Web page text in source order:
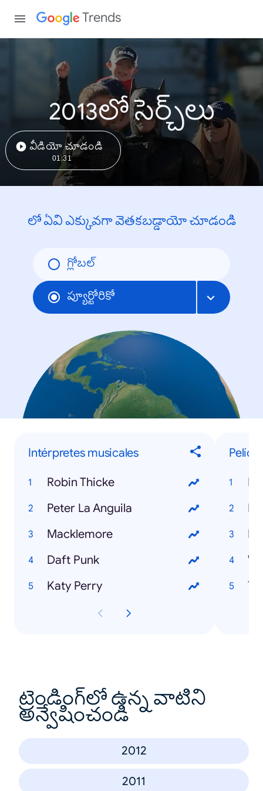
Trends
2013లో సెర్చ్‌లు
వీడియో చూడండి
01:31
లో ఏవి ఎక్కువగా వెతకబడ్డాయో చూడండి
గ్లోబల్
ప్యూర్టోరికో
Intérpretes musicales
Robin Thicke
Peter La Anguila
Macklemore
Daft Punk
Katy Perry
ట్రెండింగ్‌లో ఉన్న వాటిని
అన్వేషించండి
2012
2011